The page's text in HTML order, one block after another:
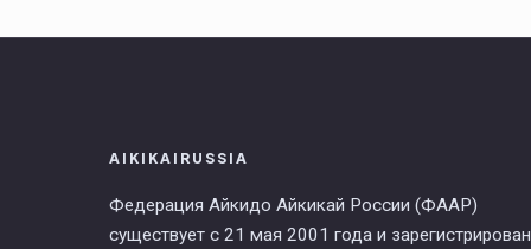
AIKIKAIRUSSIA
Федерация Айкидо Айкикай России (ФААР)
существует с 21 мая 2001 года и